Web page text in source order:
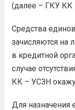
(далее – ГКУ КК
Средства
зачисляются на
в кредитной
случае
КК – УСЗН
Для назначения